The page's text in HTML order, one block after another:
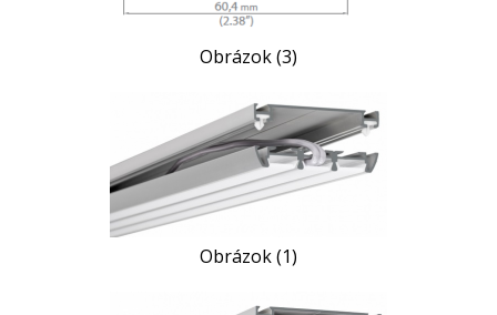
Obrázok (3)
Obrázok (1)